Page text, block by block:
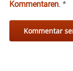
Kommentaren. *